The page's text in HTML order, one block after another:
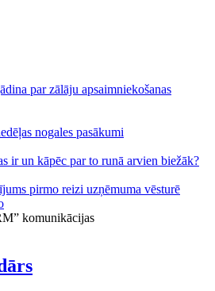
par zālāju apsaimniekošanas
nogales pasākumi
ir un kāpēc par to runā arvien biežāk?
pirmo reizi uzņēmuma vēsturē
komunikācijas